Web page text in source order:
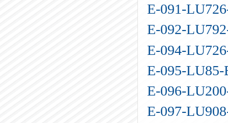
E-091-
E-092-
E-094-
E-095-LU85-
E-096-
E-097-